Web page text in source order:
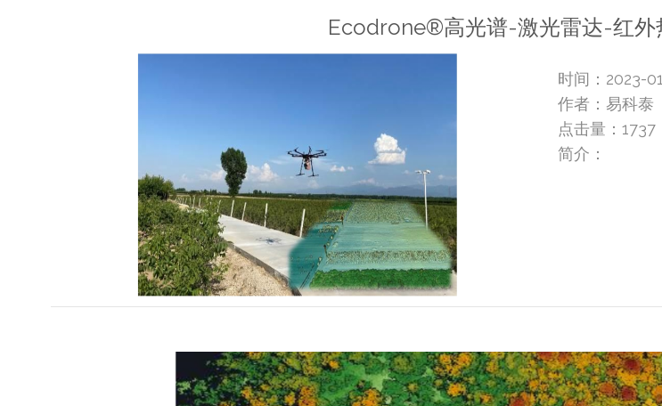
Ecodrone®高光谱-激光雷达-红外
时间：2023-
作者：易科泰
点击量： 1737
简介：